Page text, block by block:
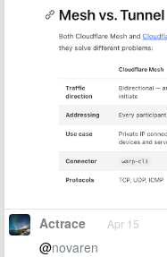
Actrace Apr 15
@novaren